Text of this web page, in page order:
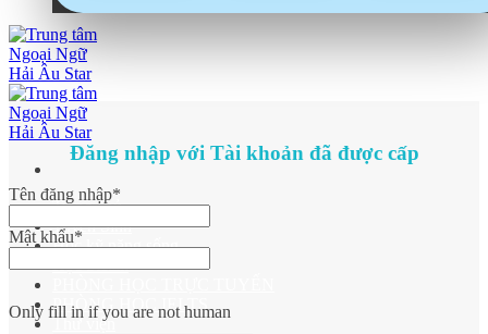
Trang chủ
Tuyển Sinh
Học kỹ năng sống
Học Steam
PHÒNG HỌC IELTS
Thư viện
Đăng nhập với Tài khoản đã được cấp
Tên đăng nhập*
Mật khẩu*
Only fill in if you are not human